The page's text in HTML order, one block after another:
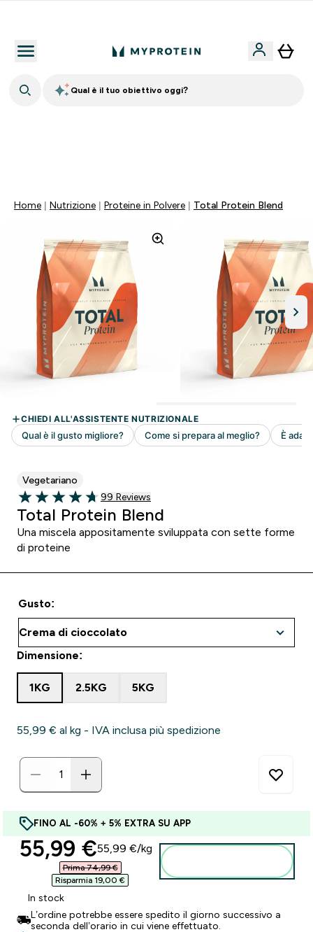
Qual è il tuo obiettivo oggi?
Home Nutrizione Proteine in Polvere Total Protein Blend
Vegetariano
4.73 out of 5 stars
99 customer reviews
99 Reviews
Total Protein Blend
Una miscela appositamente sviluppata con sette forme
di proteine
Gusto:
Dimensione:
1KG 2.5KG 5KG
55,99 €‎ al kg - IVA inclusa più spedizione
FINO AL -60% + 5% EXTRA SU APP
discounted price
55,99 €‎55,99 €‎/kg
Prima 74,99 €‎
Risparmia 19,00 €‎
In stock
L’ordine potrebbe essere spedito il giorno successivo a
seconda dell’orario in cui viene effettuato.